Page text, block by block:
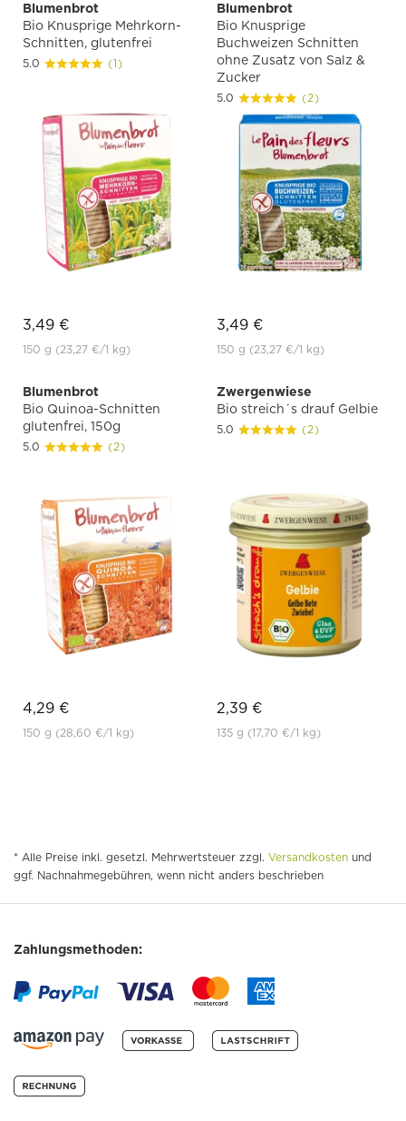
Blumenbrot
Bio Knusprige Mehrkorn-
Schnitten, glutenfrei
5.0 (1)
3,49 €
150 g (23,27 €/1 kg)
Blumenbrot
Bio Knusprige
Buchweizen Schnitten
ohne Zusatz von Salz &
Zucker
5.0 (2)
3,49 €
150 g (23,27 €/1 kg)
Blumenbrot
Bio Quinoa-Schnitten
glutenfrei, 150g
5.0 (2)
4,29 €
150 g (28,60 €/1 kg)
Zwergenwiese
Bio streich´s drauf Gelbie
5.0 (2)
2,39 €
135 g (17,70 €/1 kg)
* Alle Preise inkl. gesetzl. Mehrwertsteuer zzgl. Versandkosten und
ggf. Nachnahmegebühren, wenn nicht anders beschrieben
Zahlungsmethoden: